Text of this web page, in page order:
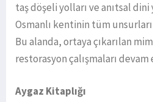
taş döşeli yolları ve anıtsal dini
Osmanlı kentinin tüm
Bu alanda, ortaya çıkarılan
restorasyon çalışmaları devam
Aygaz Kitaplığı